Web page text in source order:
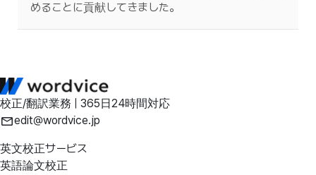
めることに貢献してきました。
校正/翻訳業務 | 365日24時間対応
edit@wordvice.jp
英文校正サービス
英語論文校正